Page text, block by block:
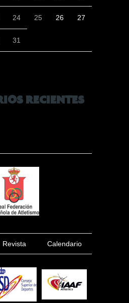
24 25 26 27
31
RECIENTES
Revista Calendario